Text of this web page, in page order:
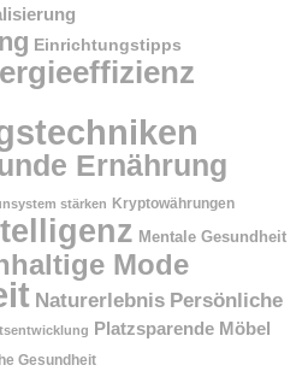
Einrichtungstipps
Ernährung
stärken Kryptowährungen
Mentale Gesundheit
Mode
Naturerlebnis Persönliche
Platzsparende Möbel
Gesundheit